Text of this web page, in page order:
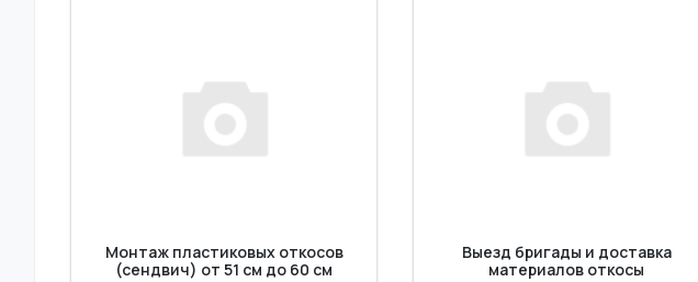
Монтаж пластиковых откосов
(сендвич) от 51 см до 60 см
Выезд бригады и доставка
материалов откосы